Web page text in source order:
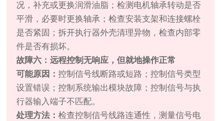
况，补充或更换润滑油脂；检测电机轴承转动是否
平滑，必要时更换轴承；检查安装支架和连接螺栓
是否紧固；拆开执行器外壳清理异物，检查内部零
件是否有损坏。
故障六：远程控制无响应，但就地操作正常
可能原因：控制信号线断路或短路；控制信号类型
设置错误；控制系统输出模块故障；控制信号与执
行器输入端子不匹配。
处理方法：检查控制信号线路连通性，测量信号电